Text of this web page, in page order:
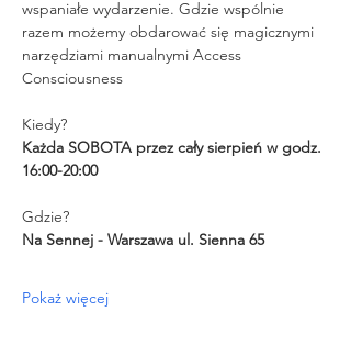
wspaniałe wydarzenie. Gdzie wspólnie
razem możemy obdarować się magicznymi
narzędziami manualnymi Access
Consciousness
Kiedy?
Każda SOBOTA przez cały sierpień w godz.
16:00-20:00
Gdzie?
Na Sennej - Warszawa ul. Sienna 65
Pokaż więcej